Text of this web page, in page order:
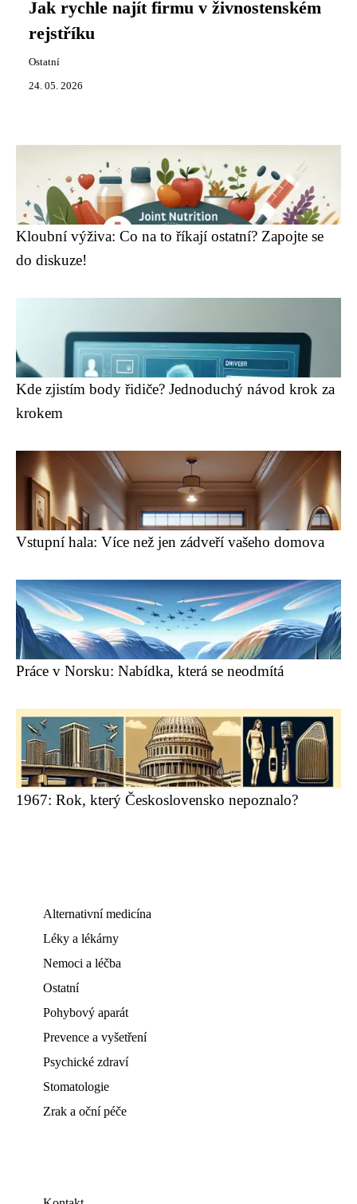
Jak rychle najít firmu v živnostenském
rejstříku
Ostatní
24. 05. 2026
Kloubní výživa: Co na to říkají ostatní? Zapojte se
do diskuze!
Kde zjistím body řidiče? Jednoduchý návod krok za
krokem
Vstupní hala: Více než jen zádveří vašeho domova
Práce v Norsku: Nabídka, která se neodmítá
1967: Rok, který Československo nepoznalo?
Alternativní medicína
Léky a lékárny
Nemoci a léčba
Ostatní
Pohybový aparát
Prevence a vyšetření
Psychické zdraví
Stomatologie
Zrak a oční péče